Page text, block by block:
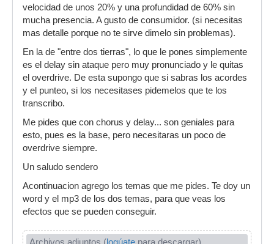
velocidad de unos 20% y una profundidad de 60% sin
mucha presencia. A gusto de consumidor. (si necesitas
mas detalle porque no te sirve dimelo sin problemas).
En la de "entre dos tierras", lo que le pones simplemente
es el delay sin ataque pero muy pronunciado y le quitas
el overdrive. De esta supongo que si sabras los acordes
y el punteo, si los necesitases pidemelos que te los
transcribo.
Me pides que con chorus y delay... son geniales para
esto, pues es la base, pero necesitaras un poco de
overdrive siempre.
Un saludo sendero
Acontinuacion agrego los temas que me pides. Te doy un
word y el mp3 de los dos temas, para que veas los
efectos que se pueden conseguir.